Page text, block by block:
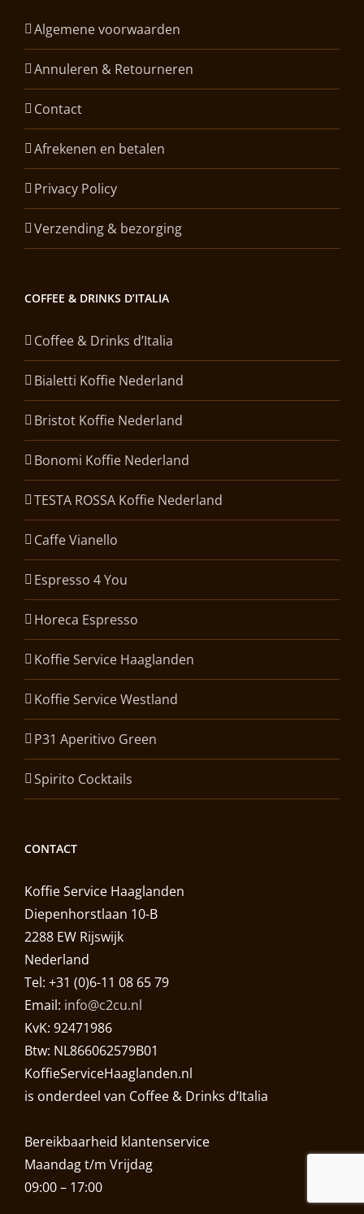
Algemene voorwaarden
Annuleren & Retourneren
Contact
Afrekenen en betalen
Privacy Policy
Verzending & bezorging
COFFEE & DRINKS D’ITALIA
Coffee & Drinks d’Italia
Bialetti Koffie Nederland
Bristot Koffie Nederland
Bonomi Koffie Nederland
TESTA ROSSA Koffie Nederland
Caffe Vianello
Espresso 4 You
Horeca Espresso
Koffie Service Haaglanden
Koffie Service Westland
P31 Aperitivo Green
Spirito Cocktails
CONTACT
Koffie Service Haaglanden
Diepenhorstlaan 10-B
2288 EW Rijswijk
Nederland
Tel: +31 (0)6-11 08 65 79
Email: info@c2cu.nl
KvK: 92471986
Btw: NL866062579B01
KoffieServiceHaaglanden.nl
is onderdeel van Coffee & Drinks d’Italia
Bereikbaarheid klantenservice
Maandag t/m Vrijdag
09:00 – 17:00